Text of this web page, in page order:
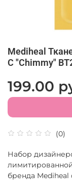
Mediheal
С "Chimmy"
(0)
199.00
Набор
бренда Mediheal